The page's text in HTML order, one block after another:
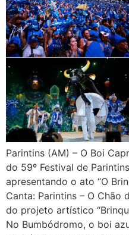
Parintins (AM) – O Boi
do 59º Festival de
apresentando o ato “O
Canta: Parintins – O Chão
do projeto artístico
No Bumbódromo, o boi